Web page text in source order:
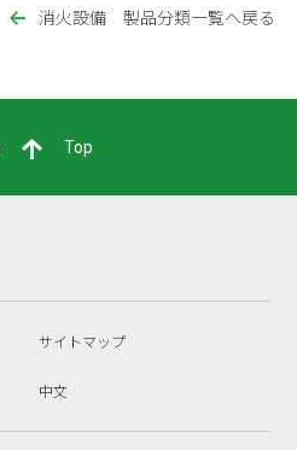
消火設備 製品分類一覧へ戻る
Top
サイトマップ
中文